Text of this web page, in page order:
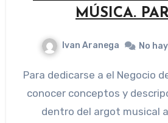
MÚSICA.
Ivan Aranega No
Para dedicarse a el Negocio de la Música debes
conocer conceptos y
dentro del argot musical